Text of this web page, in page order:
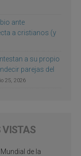
ante
a cristianos (y
a su propio
parejas del
25, 2026
VISTAS
de la